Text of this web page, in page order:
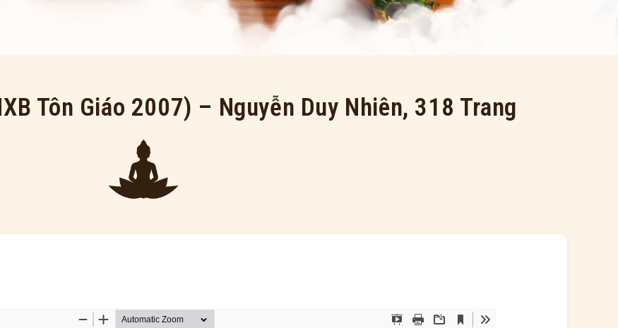
Tôn Giáo 2007) – Nguyễn Duy Nhiên, 318 Trang